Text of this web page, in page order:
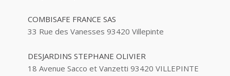
COMBISAFE FRANCE SAS
33 Rue des Vanesses 93420 Villepinte
DESJARDINS STEPHANE OLIVIER
18 Avenue Sacco et Vanzetti 93420 VILLEPINTE